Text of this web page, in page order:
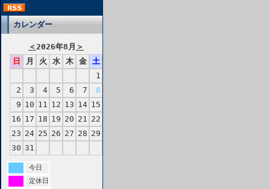
カレンダー
＜2026年8月 ＞
日
月 火 水 木 金
土
1
2
3 4 5 6 7
8
9 10 11 12 13 14 15
16 17 18 19 20 21 22
23 24 25 26 27 28 29
30 31
今日
定休日